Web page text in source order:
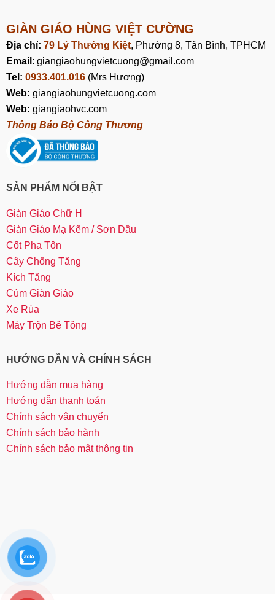
GIÀN GIÁO HÙNG VIỆT CƯỜNG
Địa chỉ: 79 Lý Thường Kiệt, Phường 8, Tân Bình, TPHCM
Email : giangiaohungvietcuong@gmail.com
Tel: 0933.401.016 (Mrs Hương)
Web: giangiaohungvietcuong.com
Web: giangiaohvc.com
Thông Báo Bộ Công Thương
SẢN PHẨM NỔI BẬT
Giàn Giáo Chữ H
Giàn Giáo Mạ Kẽm / Sơn Dầu
Cốt Pha Tôn
Cây Chống Tăng
Kích Tăng
Cùm Giàn Giáo
Xe Rùa
Máy Trộn Bê Tông
HƯỚNG DẪN VÀ CHÍNH SÁCH
Hướng dẫn mua hàng
Hướng dẫn thanh toán
Chính sách vận chuyển
Chính sách bảo hành
Chính sách bảo mật thông tin